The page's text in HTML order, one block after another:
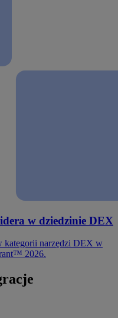
w dziedzinie DEX
kategorii narzędzi DEX w
2026.